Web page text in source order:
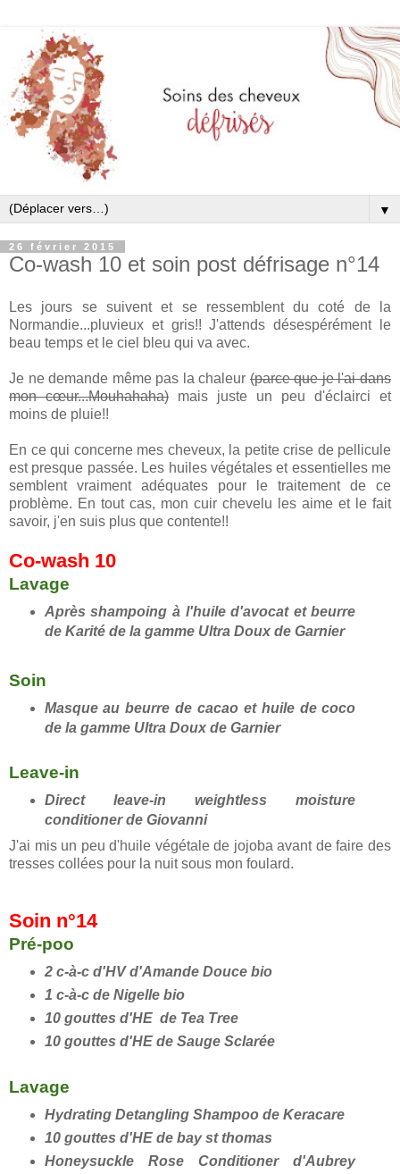
▼
26 février 2015
Co-wash 10 et soin post défrisage n°14
Les jours se suivent et se ressemblent du coté de la
Normandie...pluvieux et gris!! J'attends désespérément le
beau temps et le ciel bleu qui va avec.
Je ne demande même pas la chaleur(parce que je l'ai dans
mon cœur...Mouhahaha) mais juste un peu d'éclairci et
moins de pluie!!
En ce qui concerne mes cheveux, la petite crise de pellicule
est presque passée. Les huiles végétales et essentielles me
semblent vraiment adéquates pour le traitement de ce
problème. En tout cas, mon cuir chevelu les aime et le fait
savoir, j'en suis plus que contente!!
Co-wash 10
Lavage
Après shampoing à l'huile d'avocat et beurre
de Karité de la gamme Ultra Doux de Garnier
Soin
Masque au beurre de cacao et huile de coco
de la gamme Ultra Doux de Garnier
Leave-in
Direct leave-in weightless moisture
conditioner de Giovanni
J'ai mis un peu d'huile végétale de jojoba avant de faire des
tresses collées pour la nuit sous mon foulard.
Soin n°14
Pré-poo
2 c-à-c d'HV d'Amande Douce bio
1 c-à-c de Nigelle bio
10 gouttes d'HE de Tea Tree
10 gouttes d'HE de Sauge Sclarée
Lavage
Hydrating Detangling Shampoo de Keracare
10 gouttes d'HE de bay st thomas
Honeysuckle Rose Conditioner d'Aubrey